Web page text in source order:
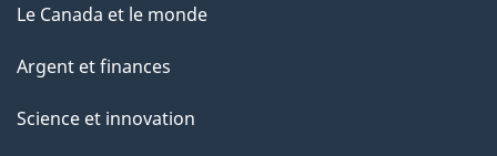
Le Canada et le monde
Argent et finances
Science et innovation